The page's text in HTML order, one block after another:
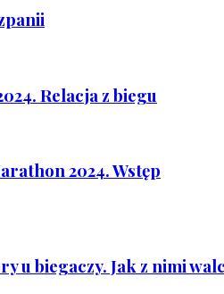
Relacja z biegu
2024. Wstęp
u biegaczy. Jak z nimi